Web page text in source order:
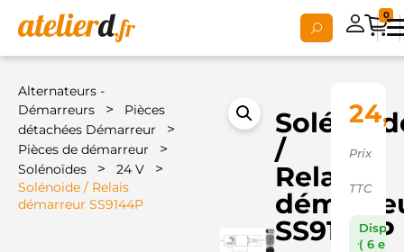
0
Alternateurs -
Démarreurs
>
Pièces
détachées Démarreur
>
Pièces de démarreur >
Solénoïdes > 24 V >
Solénoide / Relais
démarreur SS9144P
/
Relais
SS9144P
Prix
TTC
( 6 en